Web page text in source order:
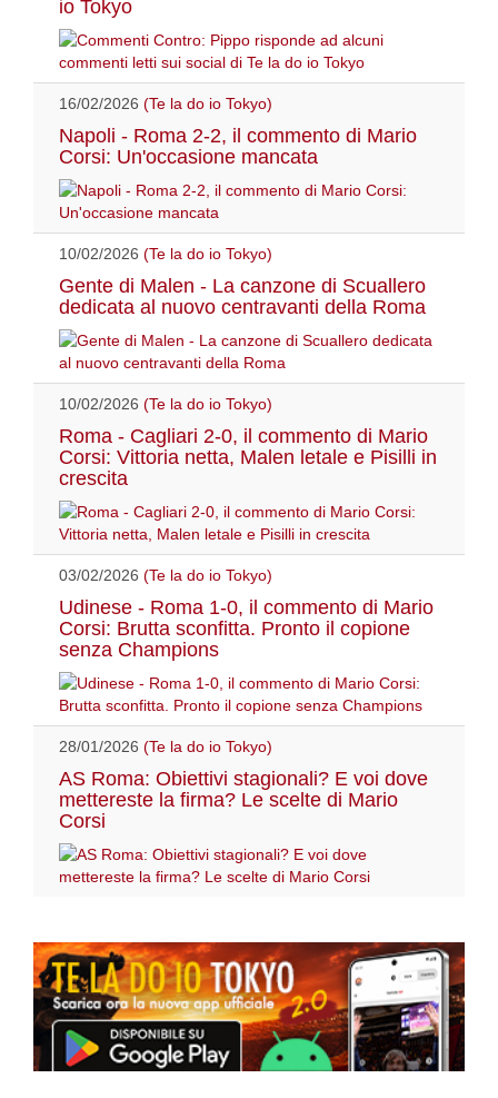
io Tokyo
16/02/2026 (Te la do io Tokyo)
Napoli - Roma 2-2, il commento di Mario
Corsi: Un'occasione mancata
10/02/2026 (Te la do io Tokyo)
Gente di Malen - La canzone di Scuallero
dedicata al nuovo centravanti della Roma
10/02/2026 (Te la do io Tokyo)
Roma - Cagliari 2-0, il commento di Mario
Corsi: Vittoria netta, Malen letale e Pisilli in
crescita
03/02/2026 (Te la do io Tokyo)
Udinese - Roma 1-0, il commento di Mario
Corsi: Brutta sconfitta. Pronto il copione
senza Champions
28/01/2026 (Te la do io Tokyo)
AS Roma: Obiettivi stagionali? E voi dove
mettereste la firma? Le scelte di Mario
Corsi